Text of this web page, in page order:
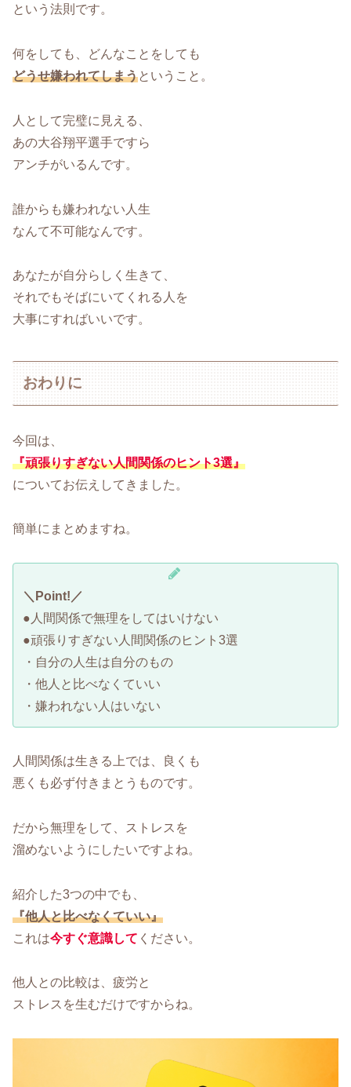
という法則です。
何をしても、どんなことをしても
どうせ嫌われてしまうということ。
人として完璧に見える、
あの大谷翔平選手ですら
アンチがいるんです。
誰からも嫌われない人生
なんて不可能なんです。
あなたが自分らしく生きて、
それでもそばにいてくれる人を
大事にすればいいです。
おわりに
今回は、
『頑張りすぎない人間関係のヒント3選』
についてお伝えしてきました。
簡単にまとめますね。
＼Point!／
●人間関係で無理をしてはいけない
●頑張りすぎない人間関係のヒント3選
・自分の人生は自分のもの
・他人と比べなくていい
・嫌われない人はいない
人間関係は生きる上では、良くも
悪くも必ず付きまとうものです。
だから無理をして、ストレスを
溜めないようにしたいですよね。
紹介した3つの中でも、
『他人と比べなくていい』
これは今すぐ意識して ください。
他人との比較は、疲労と
ストレスを生むだけですからね。